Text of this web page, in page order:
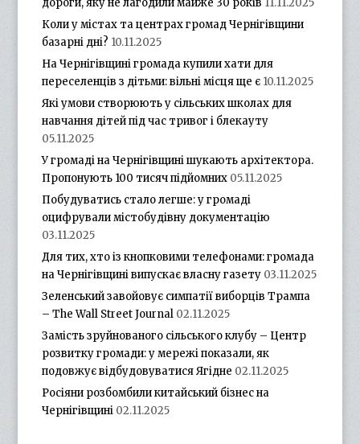
дороги, яку не лагодили майже 30 років 11.11.2025
Коли у містах та центрах громад Чернігівщини
базарні дні? 10.11.2025
На Чернігівщині громада купили хати для
переселенців з дітьми: вільні місця ще є 10.11.2025
Які умови створюють у сільських школах для
навчання дітей під час тривог і блекауту
05.11.2025
У громаді на Чернігівщині шукають архітектора.
Пропонують 100 тисяч підйомних 05.11.2025
Побудуватись стало легше: у громаді
оцифрували містобудівну документацію
03.11.2025
Для тих, хто із кнопковими телефонами: громада
на Чернігівщині випускає власну газету 03.11.2025
Зеленський завойовує симпатії виборців Трампа
– The Wall Street Journal 02.11.2025
Замість зруйнованого сільського клубу – Центр
розвитку громади: у мережі показали, як
подовжує відбудовуватися Ягідне 02.11.2025
Росіяни розбомбили китайський бізнес на
Чернігівщині 02.11.2025